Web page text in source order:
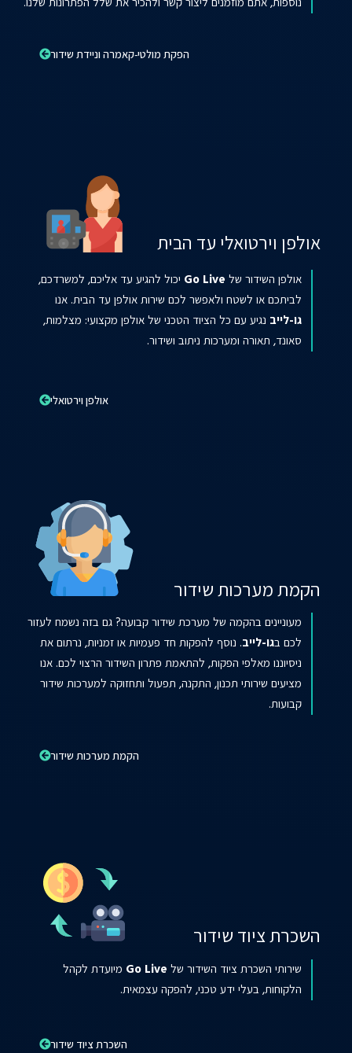
הפקת מולטי-קאמרה וניידת שידור
אולפן וירטואלי עד הבית
אולפן השידור של Go Live יכול להגיע עד אליכם, למשרדכם,
לביתכם או לשטח ולאפשר לכם שירות אולפן עד הבית. אנו
גו-לייב נגיע עם כל הציוד הטכני של אולפן מקצועי: מצלמות,
סאונד, תאורה ומערכות ניתוב ושידור.
אולפן וירטואלי
הקמת מערכות שידור
מעוניינים בהקמה של מערכת שידור קבועה? גם בזה נשמח לעזור
לכם בגו-לייב. נוסף להפקות חד פעמיות או זמניות, נרתום את
ניסיוננו מאלפי הפקות, להתאמת פתרון השידור הרצוי לכם. אנו
מציעים שירותי תכנון, התקנה, תפעול ותחזוקה למערכות שידור
קבועות.
הקמת מערכות שידור
השכרת ציוד שידור
שירותי השכרת ציוד השידור של Go Live מיועדת לקהל
הלקוחות, בעלי ידע טכני, להפקה עצמאית.
השכרת ציוד שידור